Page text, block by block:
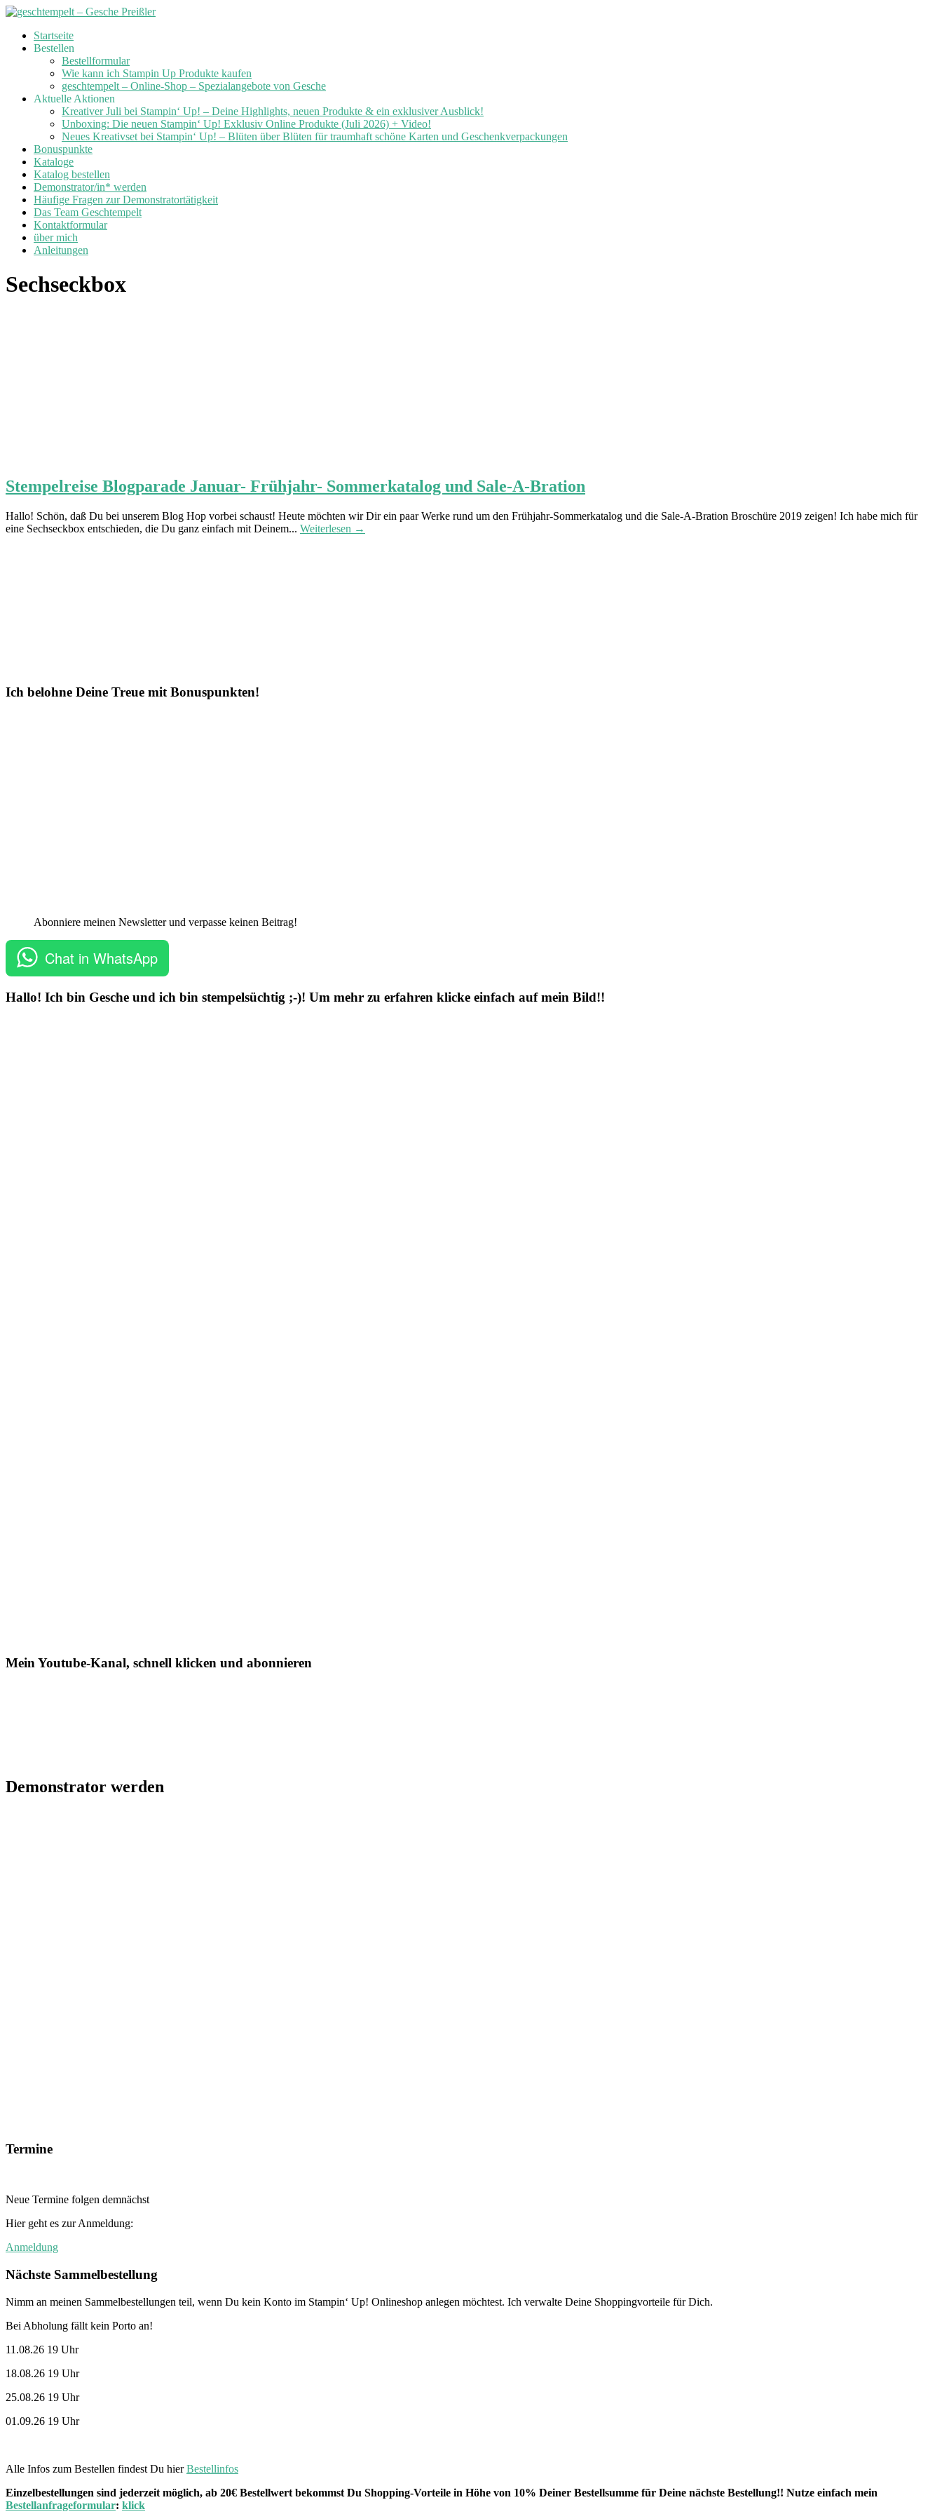
Skip
Startseite
Bestellen
Bestellformular
Wie kann ich Stampin Up Produkte kaufen
geschtempelt – Online-Shop – Spezialangebote von Gesche
Aktuelle Aktionen
Kreativer Juli bei Stampin‘ Up! – Deine Highlights, neuen Produkte & ein exklusiver Ausblick!
Unboxing: Die neuen Stampin‘ Up! Exklusiv Online Produkte (Juli 2026) + Video!
Neues Kreativset bei Stampin‘ Up! – Blüten über Blüten für traumhaft schöne Karten und Geschenkverpackungen
Bonuspunkte
Kataloge
Katalog bestellen
Demonstrator/in* werden
Häufige Fragen zur Demonstratortätigkeit
Das Team Geschtempelt
Kontaktformular
über mich
Anleitungen
Sechseckbox
Stempelreise Blogparade Januar- Frühjahr- Sommerkatalog und Sale-A-Bration
Hallo! Schön, daß Du bei unserem Blog Hop vorbei schaust! Heute möchten wir Dir ein paar Werke rund um den Frühjahr-Sommerkatalog und die Sale-A-Bration Broschüre 2019 zeigen! Ich habe mich für
eine Sechseckbox entschieden, die Du ganz einfach mit Deinem... Weiterlesen →
Ich belohne Deine Treue mit Bonuspunkten!
Abonniere meinen Newsletter und verpasse keinen Beitrag!
Chat in WhatsApp
Hallo! Ich bin Gesche und ich bin stempelsüchtig ;-)! Um mehr zu erfahren klicke einfach auf mein Bild!!
Mein Youtube-Kanal, schnell klicken und abonnieren
Demonstrator werden
Termine
Neue Termine folgen demnächst
Hier geht es zur Anmeldung:
Anmeldung
Nächste Sammelbestellung
Nimm an meinen Sammelbestellungen teil, wenn Du kein Konto im Stampin‘ Up! Onlineshop anlegen möchtest. Ich verwalte Deine Shoppingvorteile für Dich.
Bei Abholung fällt kein Porto an!
11.08.26 19 Uhr
18.08.26 19 Uhr
25.08.26 19 Uhr
01.09.26 19 Uhr
Alle Infos zum Bestellen findest Du hierBestellinfos
Einzelbestellungen sind jederzeit möglich, ab 20€ Bestellwert bekommst Du Shopping-Vorteile in Höhe von 10% Deiner Bestellsumme für Deine nächste Bestellung!! Nutze einfach mein
Bestellanfrageformular: klick